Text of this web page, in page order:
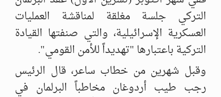
التركي جلسة مغلقة لمناقشة ‏العمليات
العسكرية الإسرائيلية، والتي صنفتها القيادة
التركية باعتبارها "تهديداً ‏للأمن القومي". ‏
وقبل شهرين من خطاب ساعر، قال الرئيس
رجب طيب أردوغان مخاطباً ‏البرلمان في